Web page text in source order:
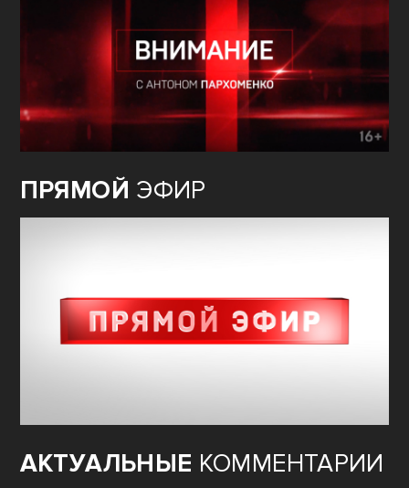
ПРЯМОЙ ЭФИР
АКТУАЛЬНЫЕ КОММЕНТАРИИ